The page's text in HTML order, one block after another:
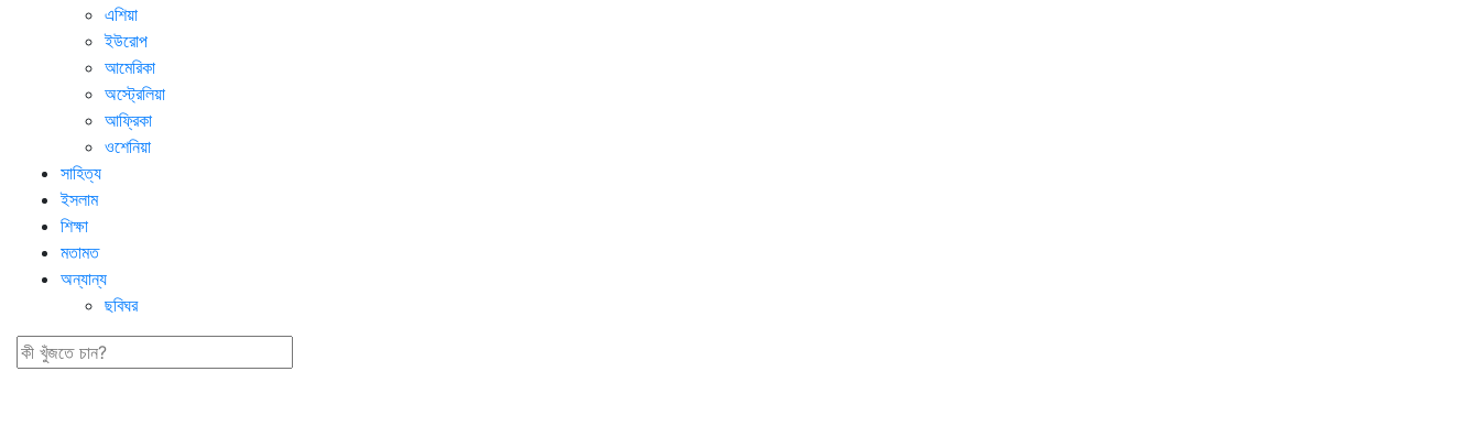
এশিয়া
ইউরোপ
আমেরিকা
অস্ট্রেলিয়া
আফ্রিকা
ওশেনিয়া
সাহিত্য
ইসলাম
শিক্ষা
মতামত
অন্যান্য
ছবিঘর